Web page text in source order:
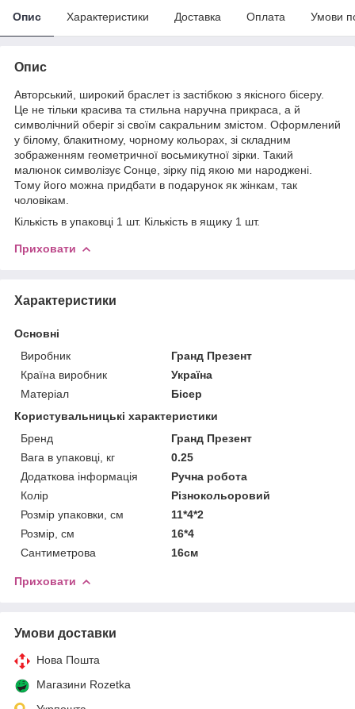
Опис Характеристики Доставка Оплата Умови
Опис
Авторський, широкий браслет із застібкою з якісного бісеру.
Це не тільки красива та стильна наручна прикраса, а й
символічний оберіг зі своїм сакральним змістом. Оформлений
у білому, блакитному, чорному кольорах, зі складним
зображенням геометричної восьмикутної зірки. Такий
малюнок символізує Сонце, зірку під якою ми народжені.
Тому його можна придбати в подарунок як жінкам, так
чоловікам.
Кількість в упаковці 1 шт. Кількість в ящику 1 шт.
Приховати
Характеристики
Основні
Виробник
Гранд Презент
Країна виробник
Україна
Матеріал
Бісер
Користувальницькі характеристики
Бренд
Гранд Презент
Вага в упаковці, кг
0.25
Додаткова інформація
Ручна робота
Колір
Різнокольоровий
Розмір упаковки, см
11*4*2
Розмір, см
16*4
Сантиметрова
16см
Приховати
Умови доставки
Нова Пошта
Магазини Rozetka